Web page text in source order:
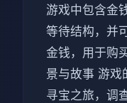
游戏中包含金
等待结构，并
金钱，用于购
景与故事 游戏
寻宝之旅，调